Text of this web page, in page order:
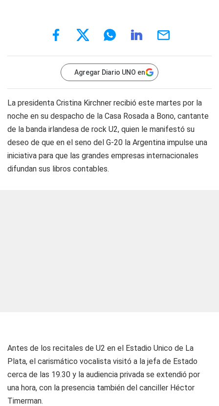
Agregar Diario UNO en
La presidenta Cristina Kirchner recibió este martes por la
noche en su despacho de la Casa Rosada a Bono, cantante
de la banda irlandesa de rock U2, quien le manifestó su
deseo de que en el seno del G-20 la Argentina impulse una
iniciativa para que las grandes empresas internacionales
difundan sus libros contables.
Antes de los recitales de U2 en el Estadio Unico de La
Plata, el carismático vocalista visitó a la jefa de Estado
cerca de las 19.30 y la audiencia privada se extendió por
una hora, con la presencia también del canciller Héctor
Timerman.